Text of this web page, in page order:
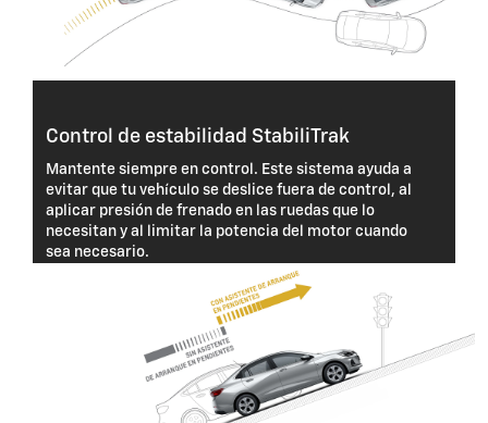
Control de estabilidad StabiliTrak
Mantente siempre en control. Este sistema ayuda a
evitar que tu vehículo se deslice fuera de control, al
aplicar presión de frenado en las ruedas que lo
necesitan y al limitar la potencia del motor cuando
sea necesario.